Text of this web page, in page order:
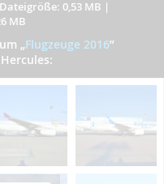
Dateigröße: 0,53 MB |
MB
„Flugzeuge 2016”